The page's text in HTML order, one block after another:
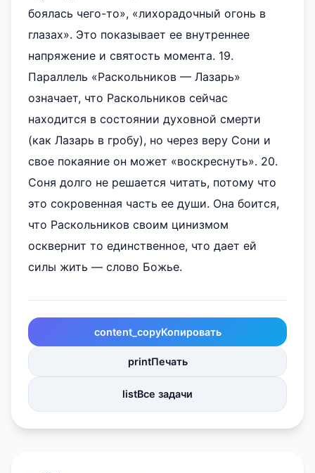
боялась чего-то», «лихорадочный огонь в
глазах». Это показывает ее внутреннее
напряжение и святость момента. 19.
Параллель «Раскольников — Лазарь»
означает, что Раскольников сейчас
находится в состоянии духовной смерти
(как Лазарь в гробу), но через веру Сони и
свое покаяние он может «воскреснуть». 20.
Соня долго не решается читать, потому что
это сокровенная часть ее души. Она боится,
что Раскольников своим цинизмом
осквернит то единственное, что дает ей
силы жить — слово Божье.
content_copyКопировать
printПечать
listВсе задачи